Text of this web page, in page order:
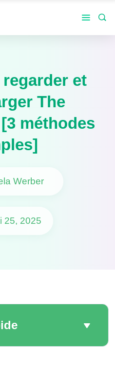
et
The
méthodes
Werber
25, 2025